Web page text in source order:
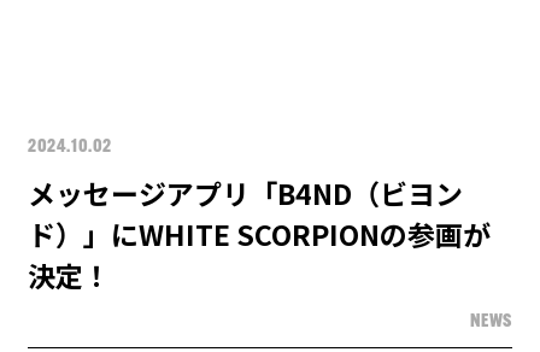
2024.10.02
メッセージアプリ「B4ND（ビヨン
ド）」にWHITE SCORPIONの参画が
決定！
NEWS